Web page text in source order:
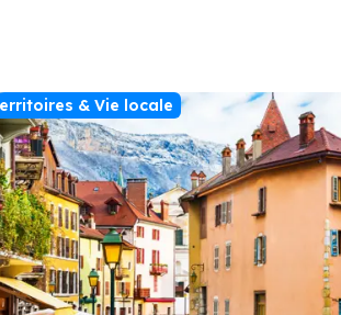
& Vie locale